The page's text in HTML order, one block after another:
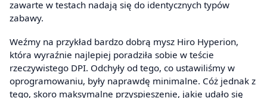
zawarte w testach nadają się do identycznych typów
zabawy.
Weźmy na przykład bardzo dobrą mysz Hiro Hyperion,
która wyraźnie najlepiej poradziła sobie w teście
rzeczywistego DPI. Odchyły od tego, co ustawiliśmy w
oprogramowaniu, były naprawdę minimalne. Cóż jednak z
tego, skoro maksymalne przyspieszenie, jakie udało się